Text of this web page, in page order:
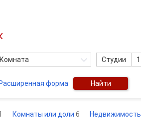
Комната Студии 1
Расширенная форма Найти
Комнаты или доли 6 Недвижимость